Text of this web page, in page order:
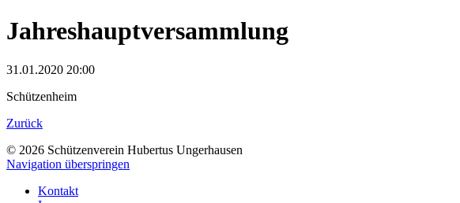
Jahreshauptversammlung
31.01.2020 20:00
Schützenheim
Zurück
© 2026 Schützenverein Hubertus Ungerhausen
Navigation überspringen
Kontakt